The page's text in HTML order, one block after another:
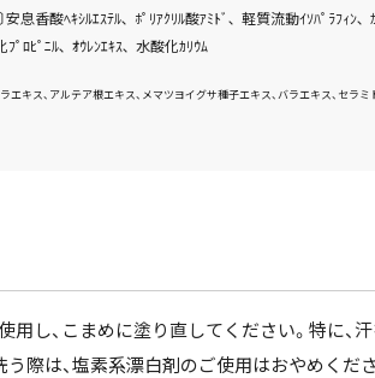
安息香酸ﾍｷｼﾙｴｽﾃﾙ､ ﾎﾟﾘｱｸﾘﾙ酸ｱﾐﾄﾞ､ 軽質流動ｲｿﾊﾟﾗﾌｨﾝ
ﾌﾟﾛﾋﾟﾆﾙ､ ｵｳﾚﾝｴｷｽ､ 水酸化ｶﾘｳﾑ
キス、アルテア根エキス、メマツヨイグサ種子エキス、バラエキス、セラミ
し、こまめに塗り直してください。特に、
際は、塩素系漂白剤のご使用はおやめくだ